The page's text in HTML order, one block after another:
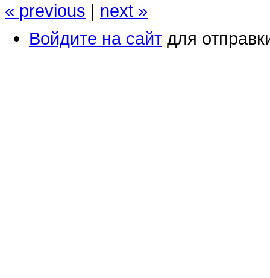
« previous | next »
Войдите на сайт для